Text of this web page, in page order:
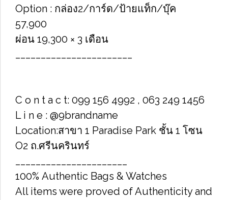
Option : กล่อง2/การ์ด/ป้ายแท็ก/บุ๊ค
57,900
ผ่อน 19,300 × 3 เดือน
C o n t a c t: 099 156 4992 , 063 249 1456
L i n e : @9brandname
Location:สาขา​ 1 Paradise Park ชั้น​ 1 โซน​
O2​ ถ.ศรี​นครินทร์​
100% Authentic Bags & Watches
All items were proved of Authenticity and